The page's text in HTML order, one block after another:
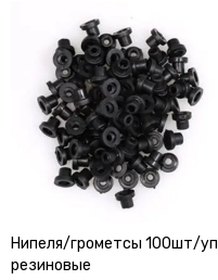
Нипеля/грометсы 100шт/уп |
резиновые